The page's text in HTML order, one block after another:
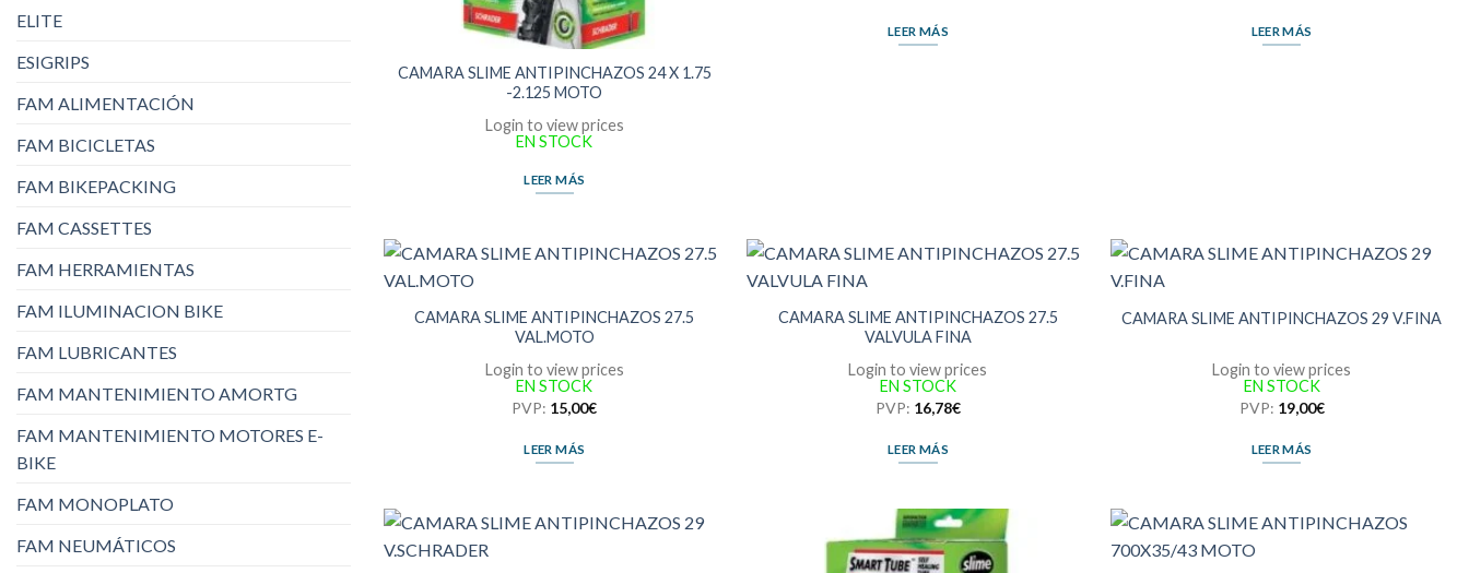
ELITE
ESIGRIPS
FAM ALIMENTACIÓN
FAM BICICLETAS
FAM BIKEPACKING
FAM CASSETTES
FAM HERRAMIENTAS
FAM ILUMINACION BIKE
FAM LUBRICANTES
FAM MANTENIMIENTO AMORTG
FAM MANTENIMIENTO MOTORES E-
BIKE
FAM MONOPLATO
FAM NEUMÁTICOS
CAMARA SLIME ANTIPINCHAZOS 24 X 1.75
-2.125 MOTO
Login to view prices
EN STOCK
LEER MÁS
LEER MÁS LEER MÁS
CAMARA SLIME ANTIPINCHAZOS 27.5
VAL.MOTO
Login to view prices
EN STOCK
PVP: 15,00€
LEER MÁS
CAMARA SLIME ANTIPINCHAZOS 27.5
VALVULA FINA
Login to view prices
EN STOCK
PVP: 16,78€
LEER MÁS
CAMARA SLIME ANTIPINCHAZOS 29 V.FINA
Login to view prices
EN STOCK
PVP: 19,00€
LEER MÁS